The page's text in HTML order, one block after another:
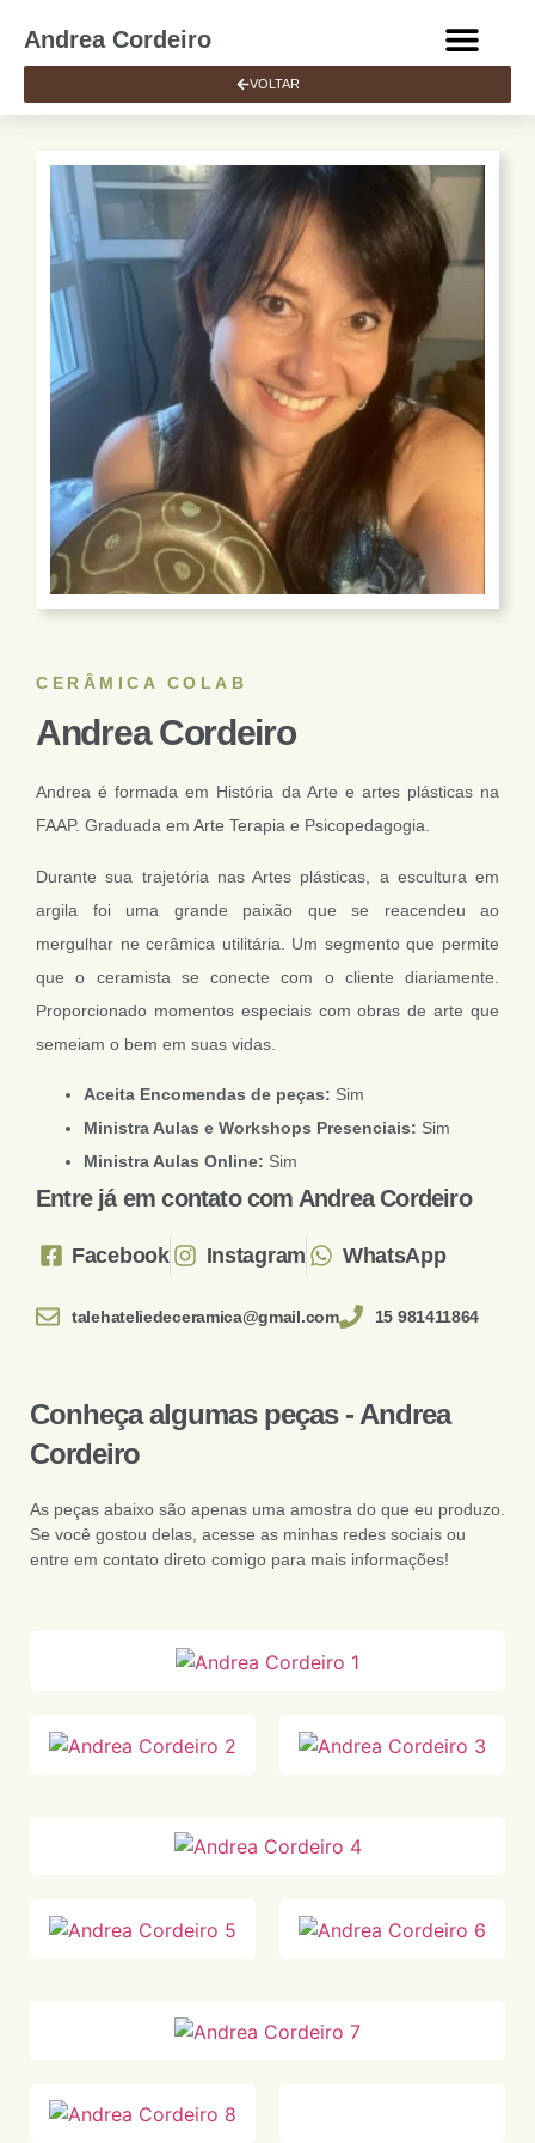
Andrea Cordeiro
VOLTAR
CERÂMICA COLAB
Andrea Cordeiro
Andrea é formada em História da Arte e artes plásticas na
FAAP. Graduada em Arte Terapia e Psicopedagogia.
Durante sua trajetória nas Artes plásticas, a escultura em
argila foi uma grande paixão que se reacendeu ao
mergulhar ne cerâmica utilitária. Um segmento que permite
que o ceramista se conecte com o cliente diariamente.
Proporcionado momentos especiais com obras de arte que
semeiam o bem em suas vidas.
Aceita Encomendas de peças: Sim
Ministra Aulas e Workshops Presenciais: Sim
Ministra Aulas Online: Sim
Entre já em contato com Andrea Cordeiro
Facebook Instagram WhatsApp
talehateliedeceramica@gmail.com 15 981411864
Conheça algumas peças - Andrea
Cordeiro
As peças abaixo são apenas uma amostra do que eu produzo.
Se você gostou delas, acesse as minhas redes sociais ou
entre em contato direto comigo para mais informações!